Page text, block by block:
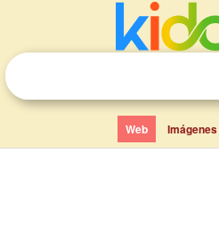
Web Imágenes